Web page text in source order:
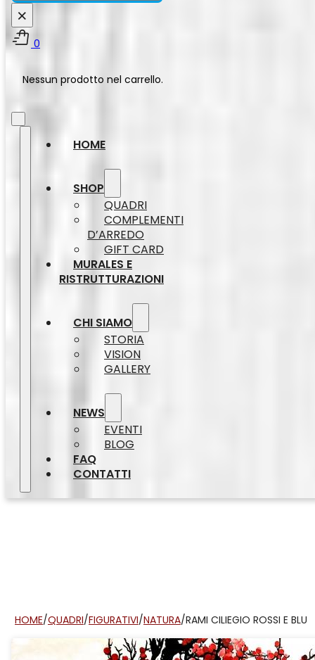
×
0
Nessun prodotto nel carrello.
HOME
SHOP
QUADRI
COMPLEMENTI
D’ARREDO
GIFT CARD
MURALES E
RISTRUTTURAZIONI
CHI SIAMO
STORIA
VISION
GALLERY
NEWS
EVENTI
BLOG
FAQ
CONTATTI
HOME/QUADRI/FIGURATIVI/NATURA/RAMI CILIEGIO ROSSI E BLU